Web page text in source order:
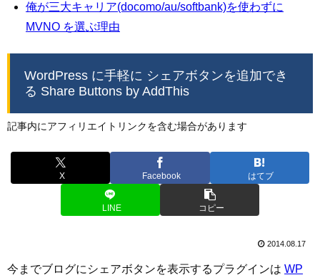
俺が三大キャリア(docomo/au/softbank)を使わずに
MVNO を選ぶ理由
WordPress に手軽に シェアボタンを追加でき
る Share Buttons by AddThis
記事内にアフィリエイトリンクを含む場合があります
X Facebook はてブ
LINE コピー
2014.08.17
今までブログにシェアボタンを表示するプラグインは WP